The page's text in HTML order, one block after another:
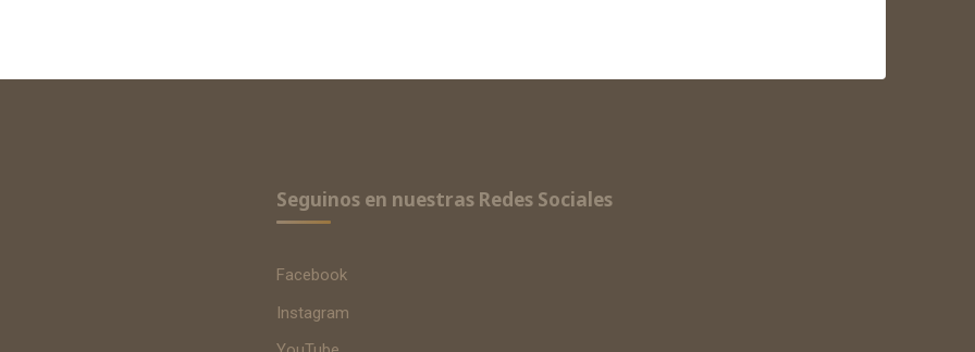
Seguinos en nuestras Redes Sociales
Facebook
Instagram